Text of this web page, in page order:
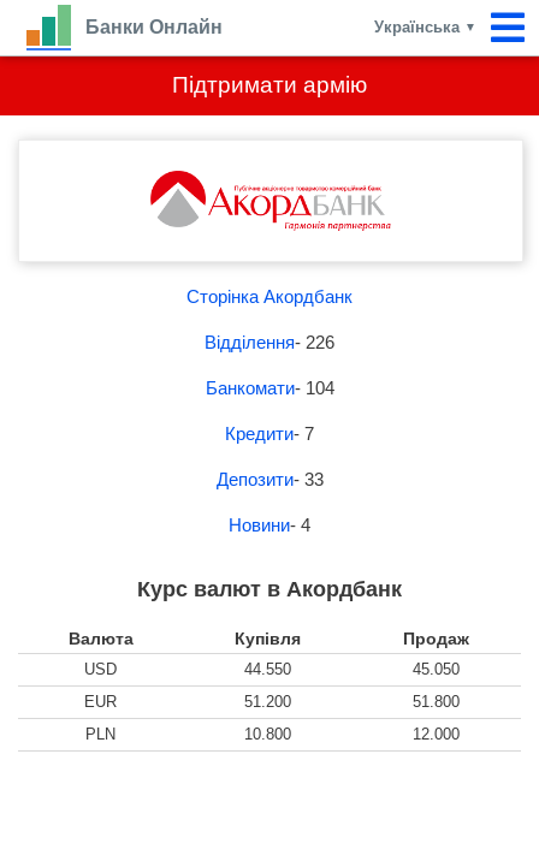
Підтримати армію
Банки Онлайн Українська ▼
Сторінка Акордбанк
Відділення- 226
Банкомати- 104
Кредити- 7
Депозити- 33
Новини- 4
Курс валют в Акордбанк
Валюта Купівля Продаж
USD 44.550
45.050
EUR
51.200
51.800
PLN
10.800 12.000